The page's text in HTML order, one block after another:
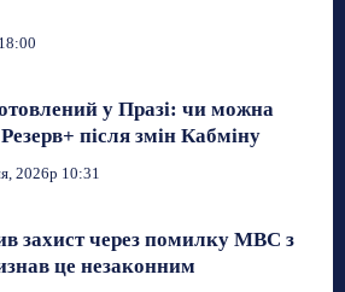
у Празі: чи можна
після змін Кабміну
2026р 10:31
захист через помилку МВС з
це незаконним